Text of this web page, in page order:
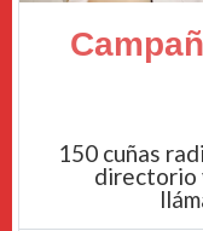
150 cuñas
directorio